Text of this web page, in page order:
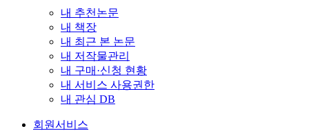
내 추천논문
내 책장
내 최근 본 논문
내 저작물관리
내 구매·신청 현황
내 서비스 사용권한
내 관심 DB
회원서비스